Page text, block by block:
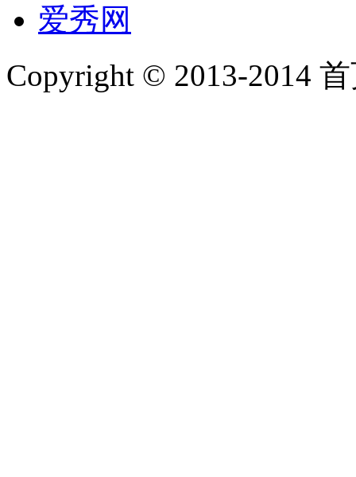
爱秀网
Copyright © 2013-2014